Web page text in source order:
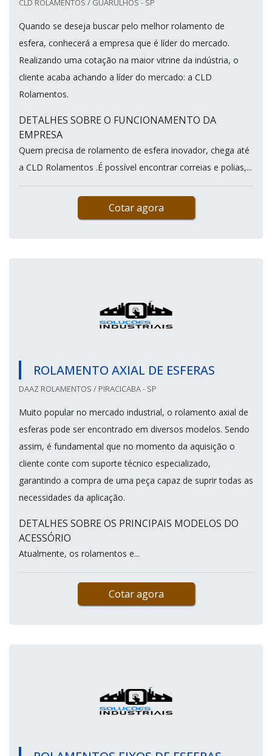
CLD ROLAMENTOS / GUARULHOS - SP
Quando se deseja buscar pelo melhor rolamento de
esfera, conhecerá a empresa que é líder do mercado.
Realizando uma cotação na maior vitrine da indústria, o
cliente acaba achando a líder do mercado: a CLD
Rolamentos.
DETALHES SOBRE O FUNCIONAMENTO DA
EMPRESA
Quem precisa de rolamento de esfera inovador, chega até
a CLD Rolamentos .É possível encontrar correias e polias,...
Cotar agora
ROLAMENTO AXIAL DE ESFERAS
DAAZ ROLAMENTOS / PIRACICABA - SP
Muito popular no mercado industrial, o rolamento axial de
esferas pode ser encontrado em diversos modelos. Sendo
assim, é fundamental que no momento da aquisição o
cliente conte com suporte técnico especializado,
garantindo a compra de uma peça capaz de suprir todas as
necessidades da aplicação.
DETALHES SOBRE OS PRINCIPAIS MODELOS DO
ACESSÓRIO
Atualmente, os rolamentos e...
Cotar agora